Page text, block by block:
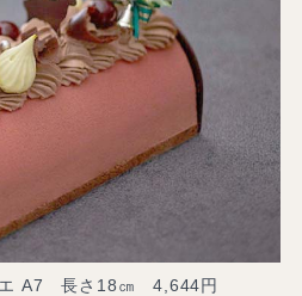
エ A7 長さ18㎝ 4,644円